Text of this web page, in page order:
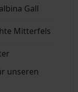
Gall
Mitterfels
unseren